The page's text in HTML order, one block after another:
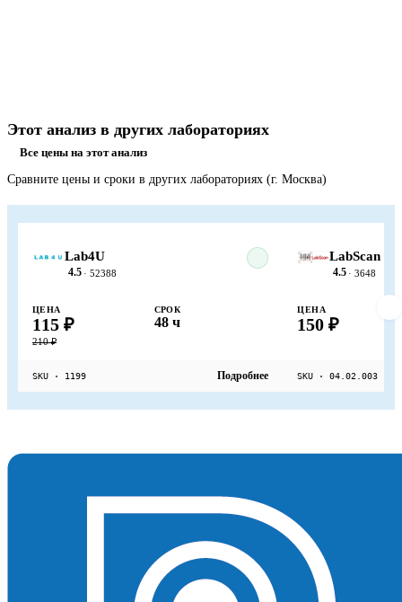
Этот анализ в других лабораториях
Все цены на этот анализ
Сравните цены и сроки в других лабораториях (г. Москва)
Lab4U
4.5 · 52388
ЦЕНА
115 ₽
210 ₽
СРОК
48 ч
SKU · 1199 Подробнее
LabScan
4.5 · 3648
ЦЕНА
150 ₽
SKU · 04.02.003